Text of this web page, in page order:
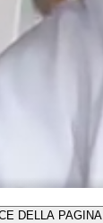
DELLA PAGINA